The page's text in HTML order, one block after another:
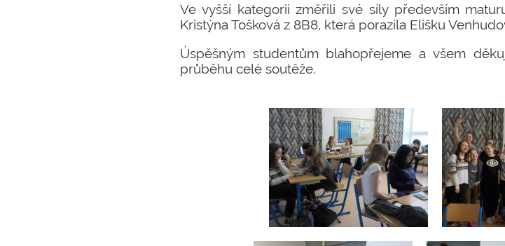
Ve vyšší kategorii změřili své síly především
Kristýna Tošková z 8B8, která porazila Elišku
Úspěšným studentům blahopřejeme a všem
průběhu celé soutěže.